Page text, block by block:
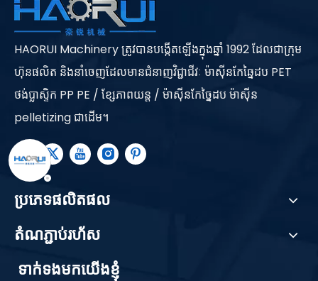
HAORUI Machinery ត្រូវបានបង្កើតឡើងក្នុងឆ្នាំ 1992 ដែលជាក្រុម
ហ៊ុនផលិត និងនាំចេញដែលមានជំនាញវិជ្ជាជីវៈ ម៉ាស៊ីនកែឆ្នៃដប PET
ថង់ប្លាស្ទិក PP PE / ខ្សែភាពយន្ត / ម៉ាស៊ីនកែច្នៃដប ម៉ាស៊ីន
pelletizing ជាដើម។
ប្រភេទផលិតផល
តំណភ្ជាប់រហ័ស
ទាក់ទងមកយើងខ្ញុំ